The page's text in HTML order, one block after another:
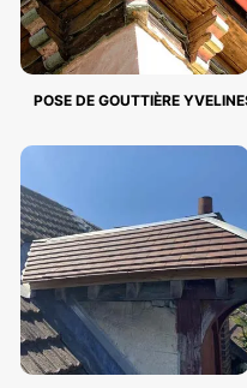
POSE DE GOUTTIÈRE